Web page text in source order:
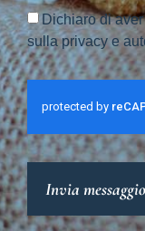
Dichiaro di
sulla privacy e
Invia messaggio